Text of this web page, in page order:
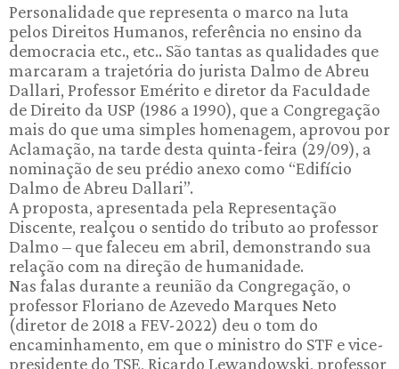
Personalidade que representa o marco na luta
pelos Direitos Humanos, referência no ensino da
democracia etc., etc.. São tantas as qualidades que
marcaram a trajetória do jurista Dalmo de Abreu
Dallari, Professor Emérito e diretor da Faculdade
de Direito da USP (1986 a 1990), que a Congregação
mais do que uma simples homenagem, aprovou por
Aclamação, na tarde desta quinta-feira (29/09), a
nominação de seu prédio anexo como “Edifício
Dalmo de Abreu Dallari”.
A proposta, apresentada pela Representação
Discente, realçou o sentido do tributo ao professor
Dalmo – que faleceu em abril, demonstrando sua
relação com na direção de humanidade.
Nas falas durante a reunião da Congregação, o
professor Floriano de Azevedo Marques Neto
(diretor de 2018 a FEV-2022) deu o tom do
encaminhamento, em que o ministro do STF e vice-
presidente do TSE, Ricardo Lewandowski, professor